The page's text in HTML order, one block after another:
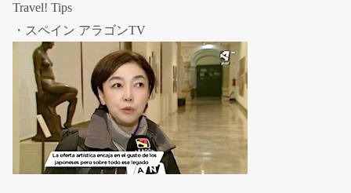
Travel! Tips
・スペイン アラゴンTV